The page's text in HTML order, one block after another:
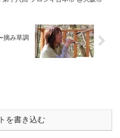
摘み草調
を書き込む